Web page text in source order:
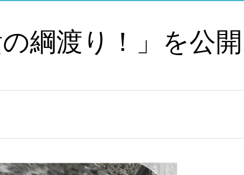
の綱渡り！」を公